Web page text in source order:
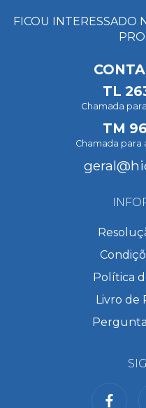
FICOU INTERESSADO
TL
Chamada
TM
Chamada para
Política
Livro de